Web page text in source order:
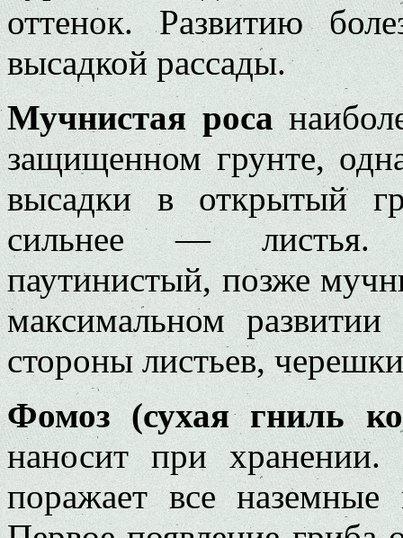
оттенок. Развитию
высадкой рассады.
Мучнистая роса
защищенном грунте,
высадки в открытый
сильнее — листья.
паутинистый, позже
максимальном
стороны листьев,
Фомоз (сухая гниль
наносит при хранении.
поражает все